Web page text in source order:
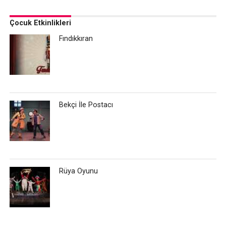
Çocuk Etkinlikleri
Fındıkkıran
Bekçi İle Postacı
Rüya Oyunu